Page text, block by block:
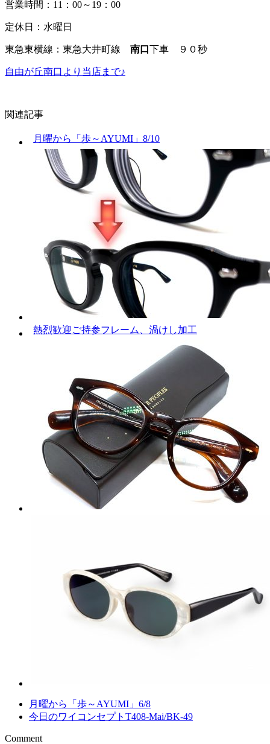
営業時間：11：00～19：00
定休日：水曜日
東急東横線：東急大井町線 南口 下車 ９０秒
自由が丘南口より当店まで♪
関連記事
月曜から「歩～AYUMI」8/10
熱烈歓迎ご持参フレーム、渦けし加工
月曜から「歩～AYUMI」6/8
今日のワイコンセプトT408-Mai/BK-49
Comment